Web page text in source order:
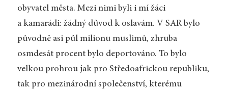
obyvatel města. Mezi nimi byli i mí žáci
a kamarádi: žádný důvod k oslavám. V SAR bylo
původně asi půl milionu muslimů, zhruba
osmdesát procent bylo deportováno. To bylo
velkou prohrou jak pro Středoafrickou republiku,
tak pro mezinárodní společenství, kterému